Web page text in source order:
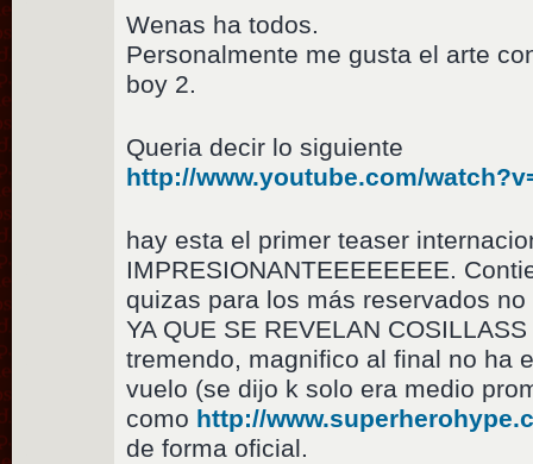
Wenas ha todos.
Personalmente me gusta el arte
boy 2.
Queria decir lo siguiente
http://www.youtube.com/
hay esta el primer teaser
IMPRESIONANTEEEEEEEE.
quizas para los más reservados
YA QUE SE REVELAN
tremendo, magnifico al final no ha
vuelo (se dijo k solo era medio
como http://
de forma oficial.